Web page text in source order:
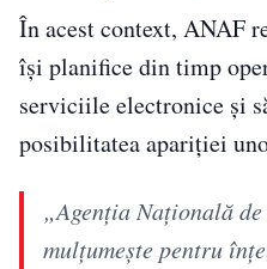
În acest context, ANAF
își planifice din timp
serviciile electronice și
posibilitatea apariției
„Agenția Națională
mulțumește pentru